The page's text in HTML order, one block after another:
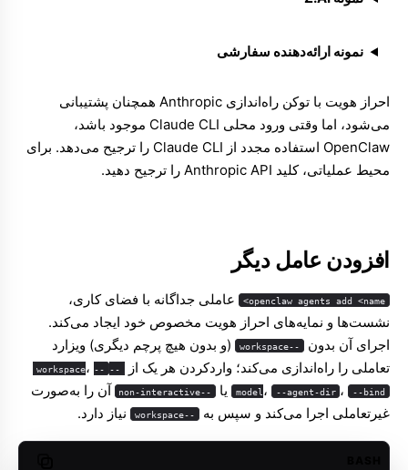
نمونه ارائه‌دهنده سفارشی
احراز هویت با توکن راه‌اندازی Anthropic همچنان پشتیبانی
می‌شود، اما وقتی ورود محلی Claude CLI موجود باشد،
OpenClaw استفاده مجدد از Claude CLI را ترجیح می‌دهد. برای
محیط عملیاتی، کلید API ‏Anthropic را ترجیح دهید.
افزودن عامل دیگر
openclaw agents add <name>
عاملی جداگانه با فضای کاری،
نشست‌ها و نمایه‌های احراز هویت مخصوص خود ایجاد می‌کند.
اجرای آن بدون
--workspace
(و بدون هیچ پرچم دیگری) ویزارد
تعاملی را راه‌اندازی می‌کند؛ واردکردن هر یک از
--workspace ،--
model، --agent-dir ، --bind یا --non-interactive
آن را به‌صورت
غیرتعاملی اجرا می‌کند و سپس به
--workspace نیاز دارد.